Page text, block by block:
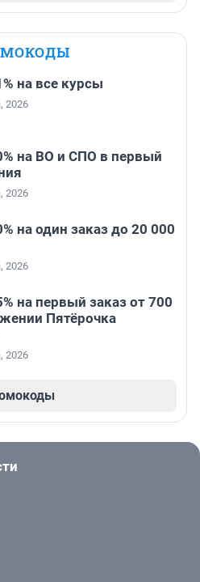
на все курсы
2026
на ВО и СПО в первый
2026
на один заказ до 20 000
2026
на первый заказ от 700
Пятёрочка
2026